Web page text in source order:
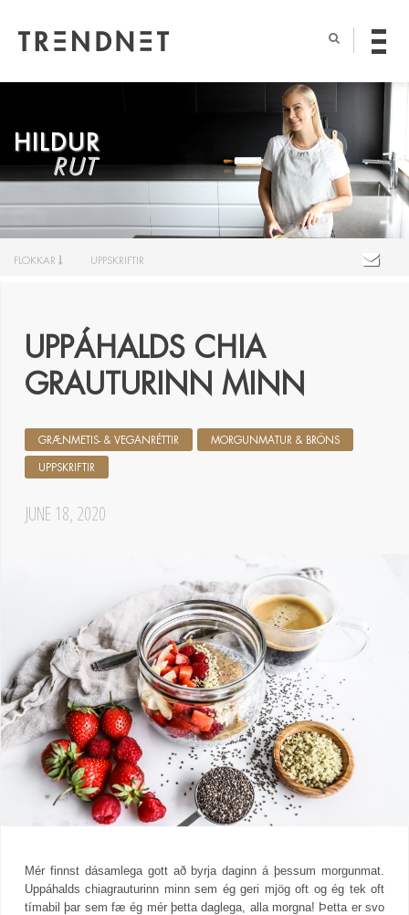
HILDUR
RUT
FLOKKAR UPPSKRIFTIR
UPPÁHALDS CHIA
GRAUTURINN MINN
JUNE 18, 2020
GRÆNMETIS- & VEGANRÉTTIR MORGUNMATUR & BRÖNS
UPPSKRIFTIR
Mér finnst dásamlega gott að byrja daginn á þessum morgunmat.
Uppáhalds chiagrauturinn minn sem ég geri mjög oft og ég tek oft
tímabil þar sem fæ ég mér þetta daglega, alla morgna! Þetta er svo